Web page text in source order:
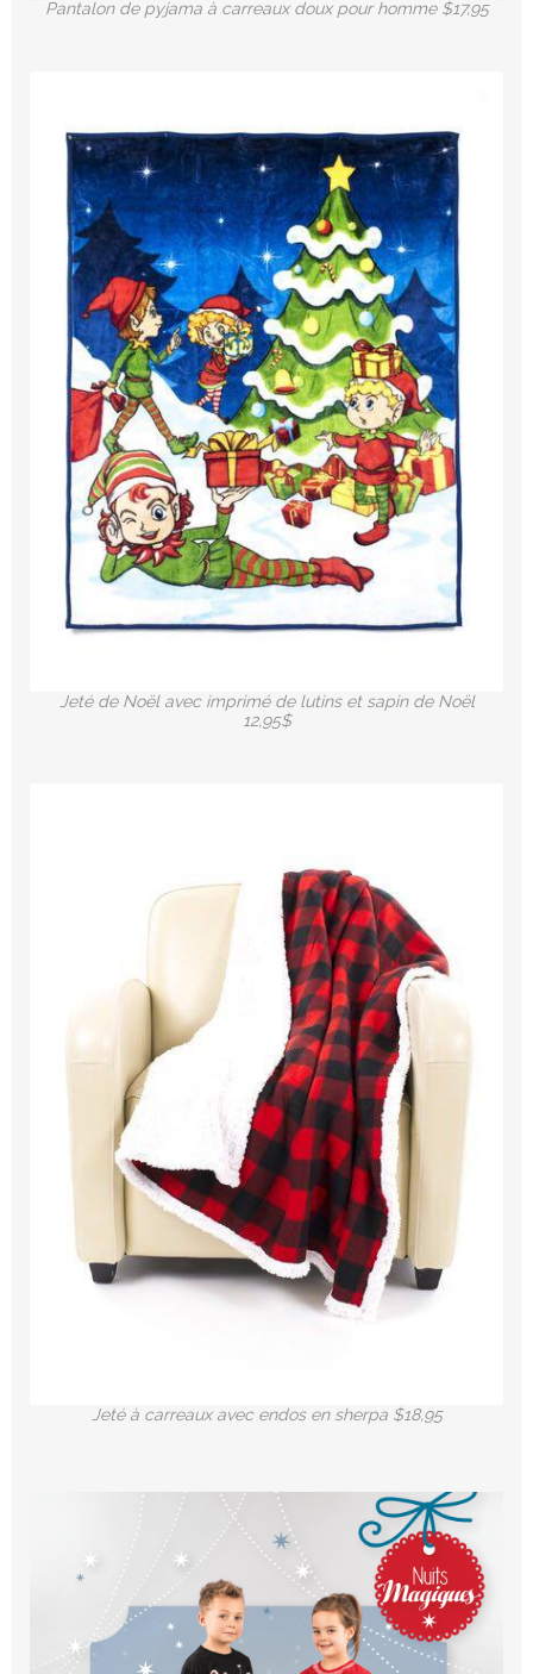
Pantalon de pyjama à carreaux doux pour homme $17,95
Jeté de Noël avec imprimé de lutins et sapin de Noël
12,95$
Jeté à carreaux avec endos en sherpa $18,95